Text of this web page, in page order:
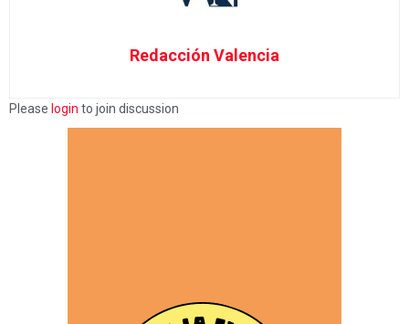
Redacción Valencia
Please login to join discussion